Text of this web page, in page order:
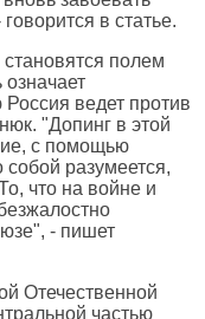
в статье.
полем
ведет против
"Допинг в этой
с помощью
разумеется,
что на войне и
- пишет
Отечественной
частью